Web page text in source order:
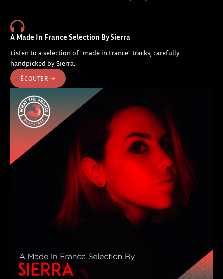
A Made In France Selection By Sierra
Listen to a selection of "made in France" tracks, carefully
handpicked by Sierra.
ÉCOUTER